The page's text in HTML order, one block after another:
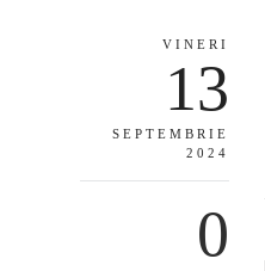
VINERI
13
SEPTEMBRIE
2024
0